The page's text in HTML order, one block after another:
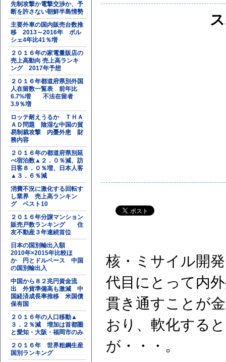
先制攻撃か電撃交渉か、予
断を許さない朝鮮半島情勢
主要外車の国内販売台数推
移 2013～2016年 ポル
シェ4年比41％増
２０１６年の家電量販店の
売上高動向 売上高ランキ
ング 2017年予想
２０１６年都道府県別外国
人在留数一覧表 前年比
6.7%増 不法在留者
3.9％増
ロッテ耐えうるか ＴＨＡ
ＡＤ問題 陰湿な中国の貿
易制裁攻撃 内憂外患 財
務内容
２０１６年の都道府県別延
べ宿泊数▲２．０％減、訪
日客８．０％増、日本人客
▲３．６％減
消費不況に激化する回転す
し業界 売上高ランキン
グ ベスト10
２０１６年分譲マンション
販売戸数ランキング 住
友不動産３年連続首位
日本の国別輸出入額
2010年×2015年比較ほ
か 円とドルベース 中国
の国別輸出入
中国から８２兆円資金流
出 外貨準備高も激減 中
国経済成長率推移 米国債
保有国
２０１６年の人口移動▲
３．２％減 増加は首都圏
と愛知・大阪・福岡市のみ
２０１６年 世界粗鋼生産
国別ランキング
核・ミサイル開
代目にとって内
貫き通すことが
おり、軟化する
が・・・。